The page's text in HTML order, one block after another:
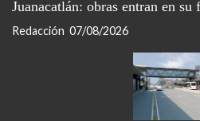
Juanacatlán: obras entran en su
Redacción 07/08/2026